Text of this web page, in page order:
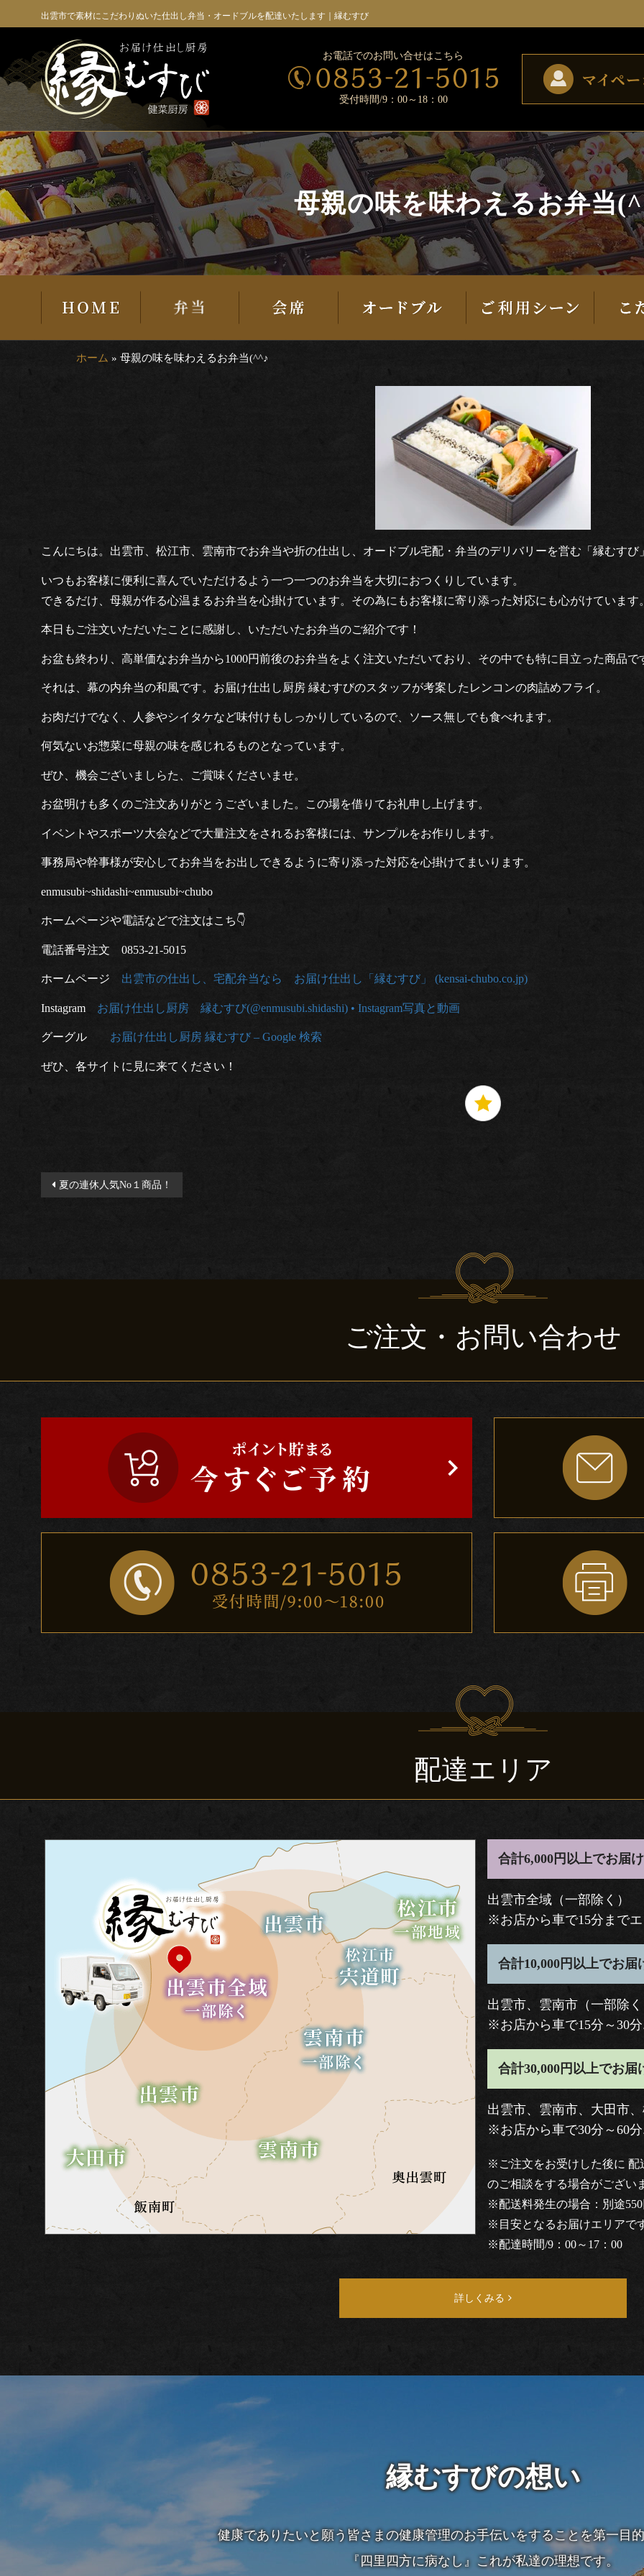
ン
ツ
ス
キ
ッ
プ
出雲市で素材にこだわりぬいた仕出し弁当・オードブルを配達いたします｜縁むすび
お電話でのお問い合せはこちら
受付時間/9：00～18：00
母親の味を味わえるお弁当
ホーム » 母親の味を味わえるお弁当(^^♪
こんにちは。出雲市、松江市、雲南市でお弁当や折の仕出し、オードブル宅配・弁当のデリバリーを営む「縁むすび
いつもお客様に便利に喜んでいただけるよう一つ一つのお弁当を大切におつくりしています。
できるだけ、母親が作る心温まるお弁当を心掛けています。その為にもお客様に寄り添った対応にも心がけています
本日もご注文いただいたことに感謝し、いただいたお弁当のご紹介です！
お盆も終わり、高単価なお弁当から1000円前後のお弁当をよく注文いただいており、その中でも特に目立った商品で
それは、幕の内弁当の和風です。お届け仕出し厨房 縁むすびのスタッフが考案したレンコンの肉詰めフライ。
お肉だけでなく、人参やシイタケなど味付けもしっかりしているので、ソース無しでも食べれます。
何気ないお惣菜に母親の味を感じれるものとなっています。
ぜひ、機会ございましらた、ご賞味くださいませ。
お盆明けも多くのご注文ありがとうございました。この場を借りてお礼申し上げます。
イベントやスポーツ大会などで大量注文をされるお客様には、サンプルをお作りします。
事務局や幹事様が安心してお弁当をお出しできるように寄り添った対応を心掛けてまいります。
enmusubi~shidashi~enmusubi~chubo
ホームページや電話などで注文はこち👇
電話番号注文 0853‐21‐5015
ホームページ 出雲市の仕出し、宅配弁当なら お届け仕出し「縁むすび」 (kensai-chubo.co.jp)
Instagram お届け仕出し厨房 縁むすび(@enmusubi.shidashi) • Instagram写真と動画
グーグル お届け仕出し厨房 縁むすび – Google 検索
ぜひ、各サイトに見に来てください！
投
稿
夏の連休人気No１商品！
ご注文・お問い合わせ
配達エリア
合計6,000円以上でお届
出雲市全域（一部除く）
※お店から車で15分まで
合計10,000円以上でお届
出雲市、雲南市（一部除
※お店から車で15分～30
合計30,000円以上でお届
出雲市、雲南市、大田市
※お店から車で30分～60
※ご注文をお受けした後に 配
のご相談をする場合がござい
※配送料発生の場合：別途
※目安となるお届けエリアで
※配達時間/9：00～17：00
詳しくみる
縁むすびの想い
健康でありたいと願う皆さまの健康管理のお手伝いをすることを第一目
『四里四方に病なし』これが私達の理想です。